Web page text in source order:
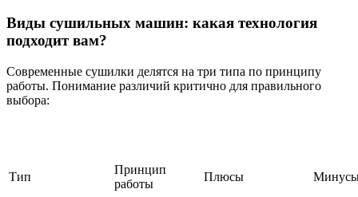
Виды сушильных машин: какая технология
подходит вам?
Современные сушилки делятся на три типа по принципу
работы. Понимание различий критично для правильного
выбора:
Тип
Принцип
работы
Плюсы